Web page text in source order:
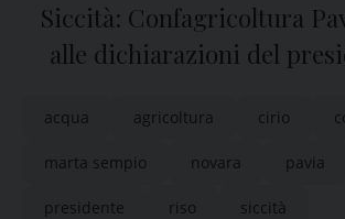
Siccità: Confagricoltura
alle dichiarazioni del
Sesia
acqua agricoltura cirio
marta sempio novara pavia
presidente riso siccità